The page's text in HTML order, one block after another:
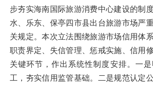
步夯实海南国际旅游消费中心建设的制
水、乐东、保亭四市县出台旅游市场严
关规定。本次立法围绕旅游市场信用体
职责界定、失信管理、惩戒实施、信用
关键环节，作出系统性制度安排。一
工，夯实信用监管基础。二是规范认定